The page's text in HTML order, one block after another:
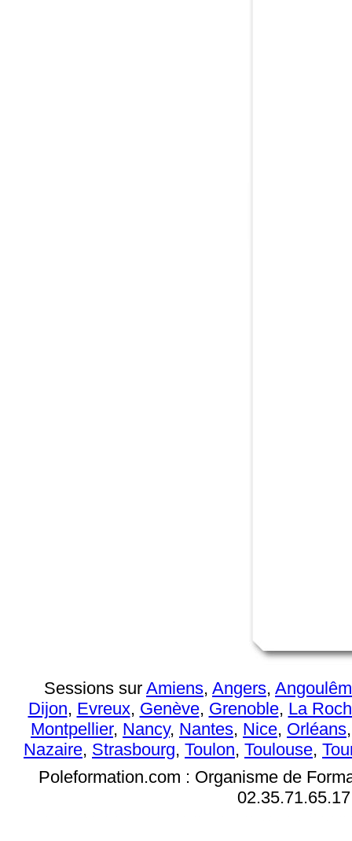
Sessions sur Amiens, Angers,
Dijon, Evreux, Genève, Grenoble, La
Montpellier, Nancy, Nantes, Nice, Orléans
Nazaire, Strasbourg, Toulon, Toulouse,
Poleformation.com : Organisme de